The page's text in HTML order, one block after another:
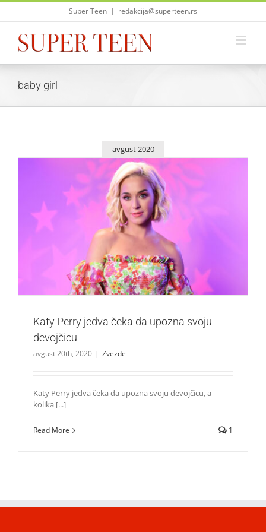
Skip
Super Teen | redakcija@superteen.rs
baby girl
avgust 2020
Katy Perry jedva čeka da upozna svoju devojčicu
Katy Perry jedva čeka da upozna svoju
devojčicu
avgust 20th, 2020 | Zvezde
Katy Perry jedva čeka da upozna svoju devojčicu, a
kolika [...]
Read More 1